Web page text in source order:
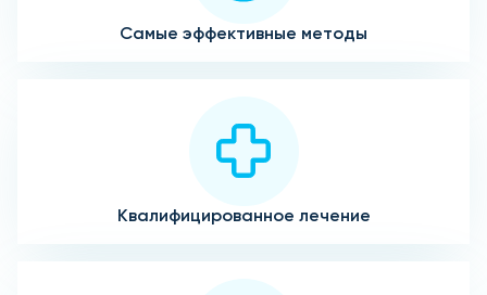
Самые эффективные методы
Квалифицированное лечение